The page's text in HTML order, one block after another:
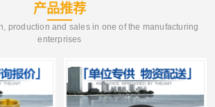
产品推荐
production and sales in one of the manufacturing
enterprises